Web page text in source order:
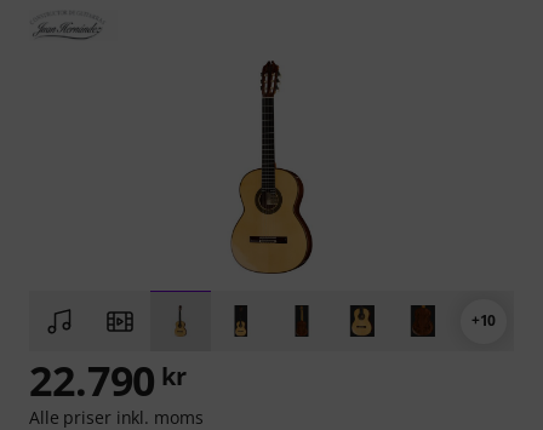
+10
22.790 kr
Alle priser inkl. moms